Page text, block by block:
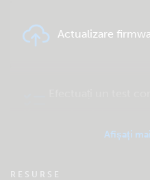
Actualizare
VRM –
Afișați
RESURSE